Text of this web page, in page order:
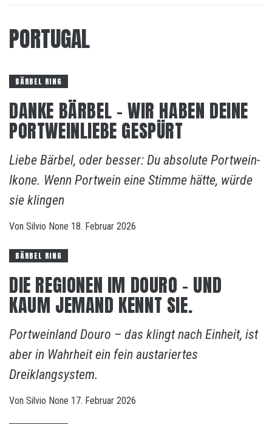
PORTUGAL
BÄRBEL RING
DANKE BÄRBEL – WIR HABEN DEINE
PORTWEINLIEBE GESPÜRT
Liebe Bärbel, oder besser: Du absolute Portwein-
Ikone. Wenn Portwein eine Stimme hätte, würde
sie klingen
Von Silvio None 18. Februar 2026
BÄRBEL RING
DIE REGIONEN IM DOURO – UND
KAUM JEMAND KENNT SIE.
Portweinland Douro – das klingt nach Einheit, ist
aber in Wahrheit ein fein austariertes
Dreiklangsystem.
Von Silvio None 17. Februar 2026